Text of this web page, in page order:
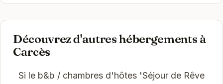
Découvrez d'autres hébergements à
Carcès
Si le b&b / chambres d'hôtes 'Séjour de Rêve